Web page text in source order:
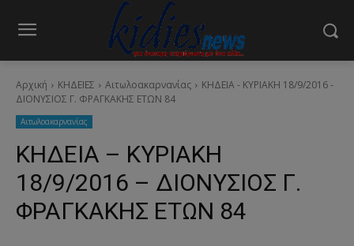
Αρχική ΚΗΔΕΙΕΣ Aιτωλοακαρνανίας
ΚΗΔΕΙΑ - ΚΥΡΙΑΚΗ 18/9/2016 -
ΔΙΟΝΥΣΙΟΣ Γ. ΦΡΑΓΚΑΚΗΣ ΕΤΩΝ 84
Aιτωλοακαρνανίας
ΚΗΔΕΙΑ – ΚΥΡΙΑΚΗ
18/9/2016 – ΔΙΟΝΥΣΙΟΣ Γ.
ΦΡΑΓΚΑΚΗΣ ΕΤΩΝ 84